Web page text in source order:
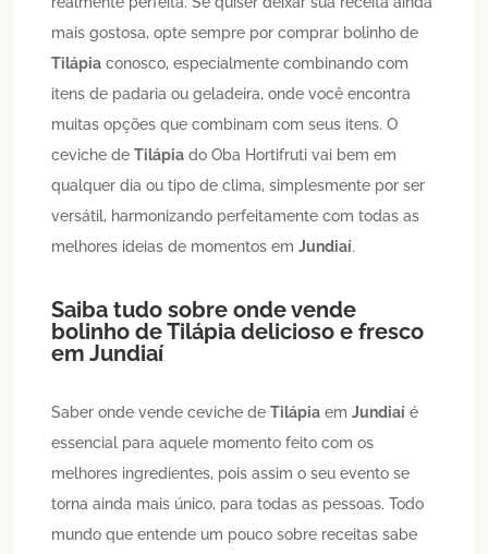
mais gostosa, opte sempre por comprar bolinho de
Tilápia conosco, especialmente combinando com
itens de padaria ou geladeira, onde você encontra
muitas opções que combinam com seus itens. O
ceviche deTilápia do Oba Hortifruti vai bem em
qualquer dia ou tipo de clima, simplesmente por ser
versátil, harmonizando perfeitamente com todas as
melhores ideias de momentos emJundiaí.
Saiba tudo sobre onde vende
bolinho deTilápia delicioso e fresco
emJundiaí
Saber onde vende ceviche deTilápia emJundiaí é
essencial para aquele momento feito com os
melhores ingredientes, pois assim o seu evento se
torna ainda mais único, para todas as pessoas. Todo
mundo que entende um pouco sobre receitas sabe